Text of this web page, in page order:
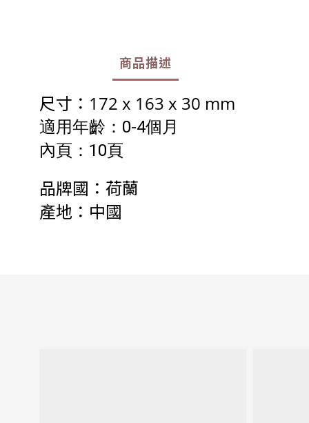
商品描述
尺寸： 172 x 163 x 30 mm
適用年齡：0-4個月
內頁：10頁
品牌國：荷蘭
產地：中國